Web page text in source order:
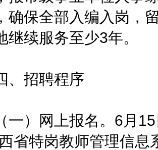
确保全部入编入岗，
继续服务至少3年。
招聘程序
网上报名。6月15
省特岗教师管理信息